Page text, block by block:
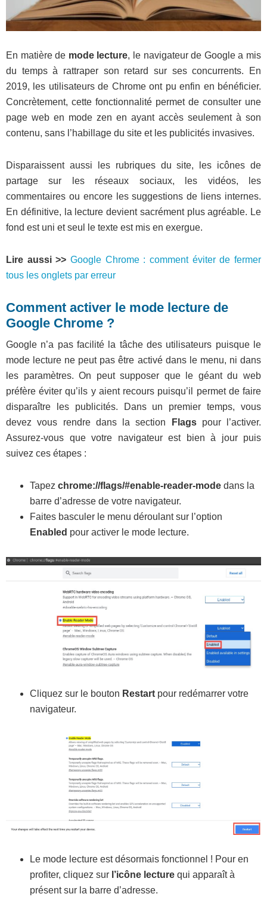
En matière de mode lecture, le navigateur de Google a mis
du temps à rattraper son retard sur ses concurrents. En
2019, les utilisateurs de Chrome ont pu enfin en bénéficier.
Concrètement, cette fonctionnalité permet de consulter une
page web en mode zen en ayant accès seulement à son
contenu, sans l’habillage du site et les publicités invasives.
Disparaissent aussi les rubriques du site, les icônes de
partage sur les réseaux sociaux, les vidéos, les
commentaires ou encore les suggestions de liens internes.
En définitive, la lecture devient sacrément plus agréable. Le
fond est uni et seul le texte est mis en exergue.
Lire aussi >> Google Chrome : comment éviter de fermer
tous les onglets par erreur
Comment activer le mode lecture de
Google Chrome ?
Google n’a pas facilité la tâche des utilisateurs puisque le
mode lecture ne peut pas être activé dans le menu, ni dans
les paramètres. On peut supposer que le géant du web
préfère éviter qu’ils y aient recours puisqu’il permet de faire
disparaître les publicités. Dans un premier temps, vous
devez vous rendre dans la section
Flagspour l’activer.
Assurez-vous que votre navigateur est bien à jour puis
suivez ces étapes :
Tapez chrome://flags/#enable-reader-mode dans la
barre d’adresse de votre navigateur.
Faites basculer le menu déroulant sur l’option
Enabled pour activer le mode lecture.
Cliquez sur le bouton Restart pour redémarrer votre
navigateur.
Le mode lecture est désormais fonctionnel ! Pour en
profiter, cliquez sur l’icône lecture qui apparaît à
présent sur la barre d’adresse.